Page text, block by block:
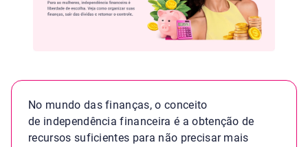
No mundo das finanças, o conceito
de independência financeira é a obtenção de
recursos suficientes para não precisar mais